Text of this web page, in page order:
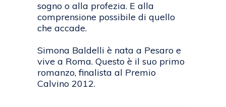
sogno o alla profezia. E alla
comprensione possibile di quello
che accade.
Simona Baldelli è nata a Pesaro e
vive a Roma. Questo è il suo primo
romanzo, finalista al Premio
Calvino 2012.